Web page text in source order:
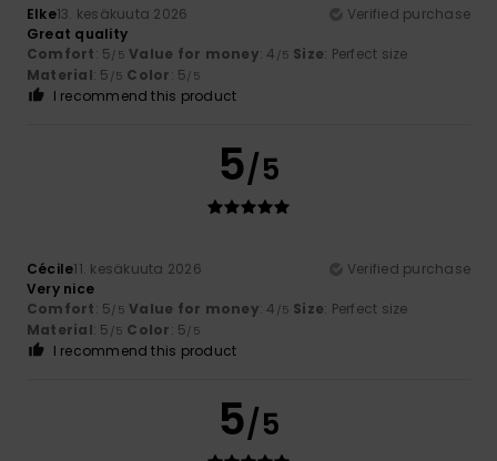
Elke13. kesäkuuta 2026
Verified purchase
Great quality
Comfort: 5/5 Value for money: 4 /5 Size: Perfect size
Material: 5 /5 Color: 5/5
I recommend this product
5/5
Cécile11. kesäkuuta 2026
Verified purchase
Very nice
Comfort: 5/5 Value for money: 4 /5 Size: Perfect size
Material: 5 /5 Color: 5/5
I recommend this product
5/5